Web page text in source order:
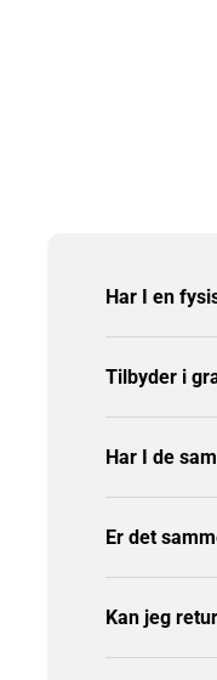
Har I en
Tilbyder i
Har I de
Er det
Kan jeg